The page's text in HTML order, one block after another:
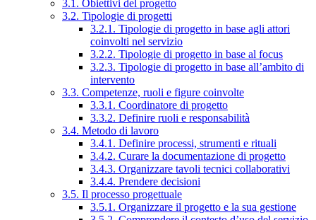
3.1. Obiettivi del progetto
3.2. Tipologie di progetti
3.2.1. Tipologie di progetto in base agli attori
coinvolti nel servizio
3.2.2. Tipologie di progetto in base al focus
3.2.3. Tipologie di progetto in base all’ambito di
intervento
3.3. Competenze, ruoli e figure coinvolte
3.3.1. Coordinatore di progetto
3.3.2. Definire ruoli e responsabilità
3.4. Metodo di lavoro
3.4.1. Definire processi, strumenti e rituali
3.4.2. Curare la documentazione di progetto
3.4.3. Organizzare tavoli tecnici collaborativi
3.4.4. Prendere decisioni
3.5. Il processo progettuale
3.5.1. Organizzare il progetto e la sua gestione